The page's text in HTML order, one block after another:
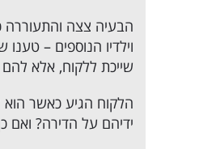
הבעיה צצה והתעוררה
וילדיו הנוספים –
שייכת ללקוח, אלא להם
הלקוח הגיע כאשר
ידיהם על הדירה? ואם